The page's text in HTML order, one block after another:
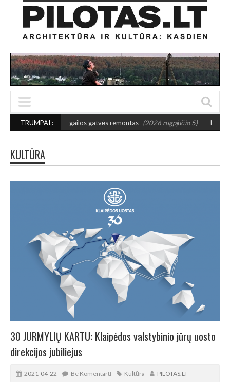
TRUMPAI :
Jogailos gatvės remontas (2026 rugpjūčio 5) NAUJA LAUKO
KULTŪRA
30 JURMYLIŲ KARTU: Klaipėdos valstybinio jūrų uosto
direkcijos jubiliejus
2021-04-22 Be Komentarų Kultūra PILOTAS.LT